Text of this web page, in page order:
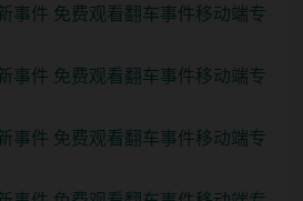
事件 免费观看翻车事件移动端专
事件 免费观看翻车事件移动端专
事件 免费观看翻车事件移动端专